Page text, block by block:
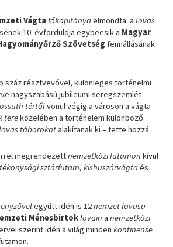
Vágtafőkapitányaelmondta: alovas
10. évfordulója egybeesik a Magyar
Szövetség fennállásának
száz résztvevővel, különleges történelmi
nagyszabású jubileumi seregszemlét
tértőlvonul végig a városon a vágta
tereközelében a történelem különböző
táborokatalakítanak ki – tette hozzá.
megrendezettnemzetközi futamon kívül
sztárfutam, kishuszárvágtaés
együtt idén is 12nemzet lovasa
Ménesbirtoklovain anemzetközi
szerint idén a világ mindenkontinense